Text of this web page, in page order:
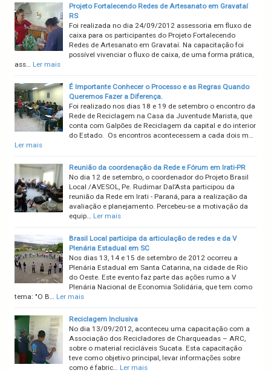
Projeto Fortalecendo Redes de Artesanato em Gravataí
RS
Foi realizada no dia 24/09/2012 assessoria em fluxo de
caixa para os participantes do Projeto Fortalecendo
Redes de Artesanato em Gravataí. Na capacitação foi
possível vivenciar o fluxo de caixa, de uma forma prática,
ass… Ler mais
É Importante Conhecer o Processo e as Regras Quando
Queremos Fazer a Diferença.
Foi realizado nos dias 18 e 19 de setembro o encontro da
Rede de Reciclagem na Casa da Juventude Marista, que
conta com Galpões de Reciclagem da capital e do interior
do Estado. Os encontros acontecessem a cada dois m…
Ler mais
Reunião da coordenação da Rede e Fórum em Irati-PR
No dia 12 de setembro, o coordenador do Projeto Brasil
Local /AVESOL, Pe. Rudimar Dal’Asta participou da
reunião da Rede em Irati - Paraná, para a realização da
avaliação e planejamento. Percebeu-se a motivação da
equip… Ler mais
Brasil Local participa da articulação de redes e da V
Plenária Estadual em SC
Nos dias 13, 14 e 15 de setembro de 2012 ocorreu a
Plenária Estadual em Santa Catarina, na cidade de Rio
do Oeste. Este evento faz parte das ações rumo a V
Plenária Nacional de Economia Solidária, que tem como
tema: "O B… Ler mais
Reciclagem Inclusiva
No dia 13/09/2012, aconteceu uma capacitação com a
Associação dos Recicladores de Charqueadas – ARC,
sobre o material recicláveis Sucata. Esta capacitação
teve como objetivo principal, levar informações sobre
como é fabric… Ler mais